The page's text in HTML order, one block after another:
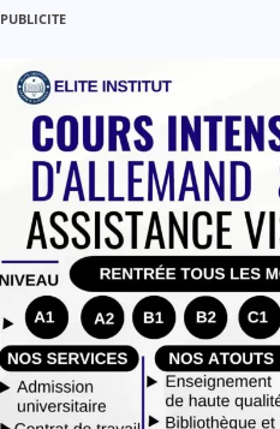
PUBLICITE